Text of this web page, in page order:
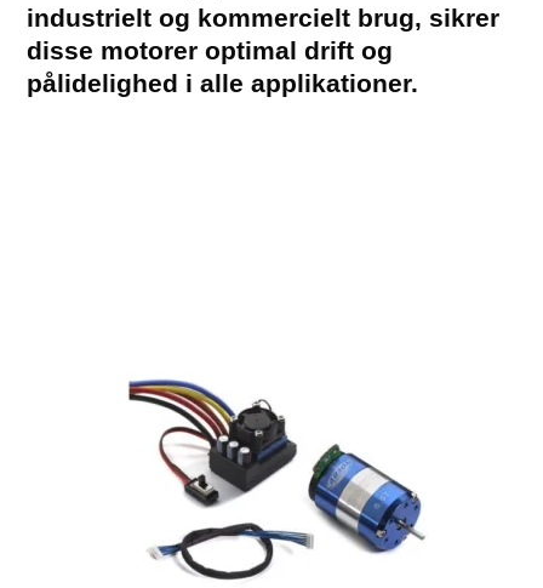
industrielt og kommercielt brug, sikrer
disse motorer optimal drift og
pålidelighed i alle applikationer.